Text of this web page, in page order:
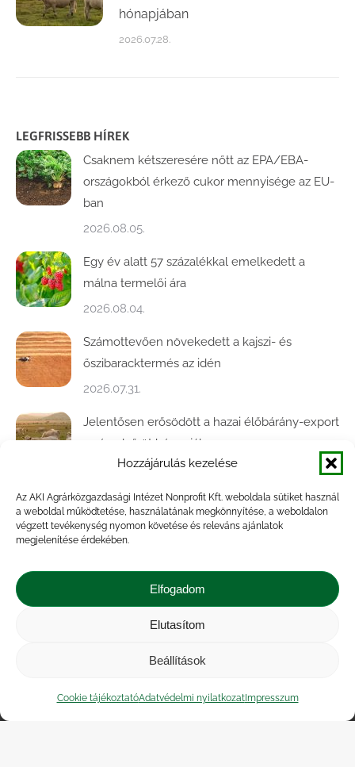
Hozzájárulás kezelése
Az AKI Agrárközgazdasági Intézet Nonprofit Kft. weboldala sütiket használ
a weboldal működtetése, használatának megkönnyítése, a weboldalon
végzett tevékenység nyomon követése és releváns ajánlatok
megjelenítése érdekében.
Elfogadom
Elutasítom
Beállítások
Cookie tájékoztatóAdatvédelmi nyilatkozatImpresszum
hónapjában
2026.07.28.
LEGFRISSEBB HÍREK
Csaknem kétszeresére nőtt az EPA/EBA-
országokból érkező cukor mennyisége az EU-
ban
2026.08.05.
Egy év alatt 57 százalékkal emelkedett a
málna termelői ára
2026.08.04.
Számottevően növekedett a kajszi- és
őszibaracktermés az idén
2026.07.31.
Jelentősen erősödött a hazai élőbárány-export
az év első öt hónapjában
2026.07.28.
Közel ötödével bővült a baromfivágás
Magyarországon
A végéhez közelít az őszi búza betakarítása
2026.07.21.
Közérdekű adatok
| Adatvédelmi nyilatkozat
|